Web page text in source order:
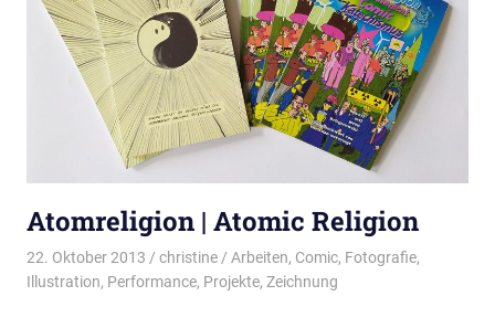
Atomreligion | Atomic Religion
22. Oktober 2013 christine Arbeiten, Comic, Fotografie,
Illustration, Performance, Projekte, Zeichnung